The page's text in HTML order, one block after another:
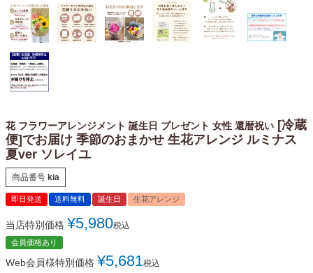
花 フラワーアレンジメント 誕生日 プレゼント 女性 還暦祝い [冷蔵
便]でお届け 季節のおまかせ 生花アレンジ ルミナス
夏ver ソレイユ
商品番号 kia
即日発送 送料無料 誕生日 生花アレンジ
当店特別価格 ¥5,980税込
会員価格あり
Web会員様特別価格 ¥5,681税込